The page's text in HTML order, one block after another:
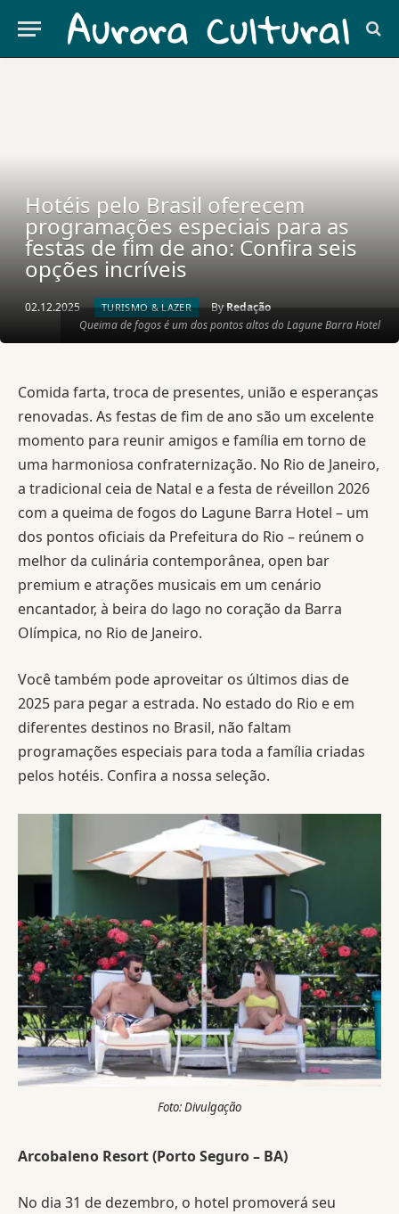
Queima de fogos é um dos pontos altos do Lagune Barra Hotel
Hotéis pelo Brasil oferecem
programações especiais para as
festas de fim de ano: Confira seis
opções incríveis
02.12.2025 TURISMO & LAZER ByRedação
Comida farta, troca de presentes, união e esperanças
renovadas. As festas de fim de ano são um excelente
momento para reunir amigos e família em torno de
uma harmoniosa confraternização. No Rio de Janeiro,
a tradicional ceia de Natal e a festa de réveillon 2026
com a queima de fogos do Lagune Barra Hotel – um
dos pontos oficiais da Prefeitura do Rio – reúnem o
melhor da culinária contemporânea, open bar
premium e atrações musicais em um cenário
encantador, à beira do lago no coração da Barra
Olímpica, no Rio de Janeiro.
Você também pode aproveitar os últimos dias de
2025 para pegar a estrada. No estado do Rio e em
diferentes destinos no Brasil, não faltam
programações especiais para toda a família criadas
pelos hotéis. Confira a nossa seleção.
Foto: Divulgação
Arcobaleno Resort (Porto Seguro– BA)
No dia 31 de dezembro, o hotel promoverá seu